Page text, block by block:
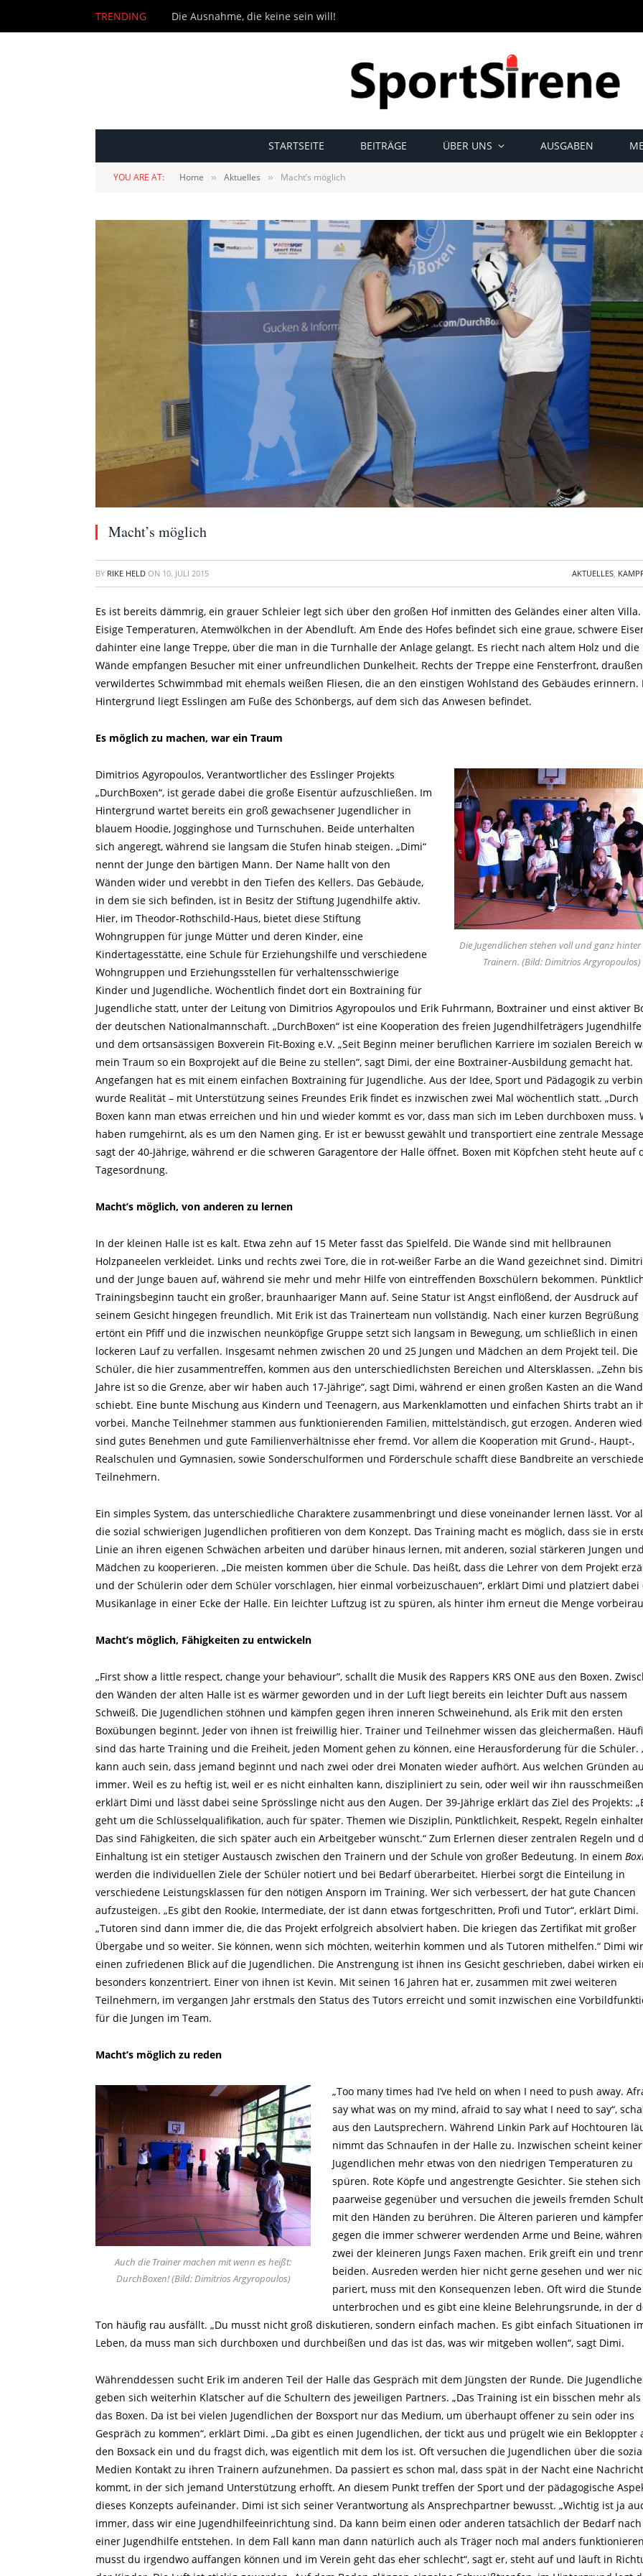
TRENDING Die Ausnahme, die keine sein will!
STARTSEITE BEITRÄGE ÜBER UNS AUSGABEN
YOU ARE AT: Home » Aktuelles » Macht’s möglich
Macht’s möglich
BY RIKE HELD ON 10. JULI 2015 AKTUELLES,
Es ist bereits dämmrig, ein grauer Schleier legt sich über den großen Hof inmitten des Geländes einer alten Villa.
Eisige Temperaturen, Atemwölkchen in der Abendluft. Am Ende des Hofes befindet sich eine graue, schwere
dahinter eine lange Treppe, über die man in die Turnhalle der Anlage gelangt. Es riecht nach altem Holz und die
Wände empfangen Besucher mit einer unfreundlichen Dunkelheit. Rechts der Treppe eine Fensterfront,
verwildertes Schwimmbad mit ehemals weißen Fliesen, die an den einstigen Wohlstand des Gebäudes erinnern.
Hintergrund liegt Esslingen am Fuße des Schönbergs, auf dem sich das Anwesen befindet.
Es möglich zu machen, war ein Traum
Die Jugendlichen stehen voll und ganz
Trainern. (Bild: Dimitrios Argyropoulos)
Dimitrios Agyropoulos, Verantwortlicher des Esslinger Projekts
„DurchBoxen“, ist gerade dabei die große Eisentür aufzuschließen. Im
Hintergrund wartet bereits ein groß gewachsener Jugendlicher in
blauem Hoodie, Jogginghose und Turnschuhen. Beide unterhalten
sich angeregt, während sie langsam die Stufen hinab steigen. „Dimi“
nennt der Junge den bärtigen Mann. Der Name hallt von den
Wänden wider und verebbt in den Tiefen des Kellers. Das Gebäude,
in dem sie sich befinden, ist in Besitz der Stiftung Jugendhilfe aktiv.
Hier, im Theodor-Rothschild-Haus, bietet diese Stiftung
Wohngruppen für junge Mütter und deren Kinder, eine
Kindertagesstätte, eine Schule für Erziehungshilfe und verschiedene
Wohngruppen und Erziehungsstellen für verhaltensschwierige
Kinder und Jugendliche. Wöchentlich findet dort ein Boxtraining für
Jugendliche statt, unter der Leitung von Dimitrios Agyropoulos und Erik Fuhrmann, Boxtrainer und einst aktiver
der deutschen Nationalmannschaft. „DurchBoxen“ ist eine Kooperation des freien Jugendhilfeträgers
und dem ortsansässigen Boxverein Fit-Boxing e.V. „Seit Beginn meiner beruflichen Karriere im sozialen Bereich
mein Traum so ein Boxprojekt auf die Beine zu stellen“, sagt Dimi, der eine Boxtrainer-Ausbildung gemacht hat.
Angefangen hat es mit einem einfachen Boxtraining für Jugendliche. Aus der Idee, Sport und Pädagogik zu
wurde Realität – mit Unterstützung seines Freundes Erik findet es inzwischen zwei Mal wöchentlich statt. „Durch
Boxen kann man etwas erreichen und hin und wieder kommt es vor, dass man sich im Leben durchboxen muss.
haben rumgehirnt, als es um den Namen ging. Er ist er bewusst gewählt und transportiert eine zentrale
sagt der 40-Jährige, während er die schweren Garagentore der Halle öffnet. Boxen mit Köpfchen steht heute auf
Tagesordnung.
Macht’s möglich, von anderen zu lernen
In der kleinen Halle ist es kalt. Etwa zehn auf 15 Meter fasst das Spielfeld. Die Wände sind mit hellbraunen
Holzpaneelen verkleidet. Links und rechts zwei Tore, die in rot-weißer Farbe an die Wand gezeichnet sind.
und der Junge bauen auf, während sie mehr und mehr Hilfe von eintreffenden Boxschülern bekommen.
Trainingsbeginn taucht ein großer, braunhaariger Mann auf. Seine Statur ist Angst einflößend, der Ausdruck auf
seinem Gesicht hingegen freundlich. Mit Erik ist das Trainerteam nun vollständig. Nach einer kurzen Begrüßung
ertönt ein Pfiff und die inzwischen neunköpfige Gruppe setzt sich langsam in Bewegung, um schließlich in einen
lockeren Lauf zu verfallen. Insgesamt nehmen zwischen 20 und 25 Jungen und Mädchen an dem Projekt teil. Die
Schüler, die hier zusammentreffen, kommen aus den unterschiedlichsten Bereichen und Altersklassen. „Zehn
Jahre ist so die Grenze, aber wir haben auch 17-Jährige“, sagt Dimi, während er einen großen Kasten an die Wand
schiebt. Eine bunte Mischung aus Kindern und Teenagern, aus Markenklamotten und einfachen Shirts trabt an
vorbei. Manche Teilnehmer stammen aus funktionierenden Familien, mittelständisch, gut erzogen. Anderen
sind gutes Benehmen und gute Familienverhältnisse eher fremd. Vor allem die Kooperation mit Grund-, Haupt-,
Realschulen und Gymnasien, sowie Sonderschulformen und Förderschule schafft diese Bandbreite an
Teilnehmern.
Ein simples System, das unterschiedliche Charaktere zusammenbringt und diese voneinander lernen lässt. Vor
die sozial schwierigen Jugendlichen profitieren von dem Konzept. Das Training macht es möglich, dass sie in
Linie an ihren eigenen Schwächen arbeiten und darüber hinaus lernen, mit anderen, sozial stärkeren Jungen und
Mädchen zu kooperieren. „Die meisten kommen über die Schule. Das heißt, dass die Lehrer von dem Projekt
und der Schülerin oder dem Schüler vorschlagen, hier einmal vorbeizuschauen“, erklärt Dimi und platziert dabei
Musikanlage in einer Ecke der Halle. Ein leichter Luftzug ist zu spüren, als hinter ihm erneut die Menge
Macht’s möglich, Fähigkeiten zu entwickeln
„First show a little respect, change your behaviour”, schallt die Musik des Rappers KRS ONE aus den Boxen.
den Wänden der alten Halle ist es wärmer geworden und in der Luft liegt bereits ein leichter Duft aus nassem
Schweiß. Die Jugendlichen stöhnen und kämpfen gegen ihren inneren Schweinehund, als Erik mit den ersten
Boxübungen beginnt. Jeder von ihnen ist freiwillig hier. Trainer und Teilnehmer wissen das gleichermaßen.
sind das harte Training und die Freiheit, jeden Moment gehen zu können, eine Herausforderung für die Schüler.
kann auch sein, dass jemand beginnt und nach zwei oder drei Monaten wieder aufhört. Aus welchen Gründen
immer. Weil es zu heftig ist, weil er es nicht einhalten kann, diszipliniert zu sein, oder weil wir ihn
erklärt Dimi und lässt dabei seine Sprösslinge nicht aus den Augen. Der 39-Jährige erklärt das Ziel des Projekts:
geht um die Schlüsselqualifikation, auch für später. Themen wie Disziplin, Pünktlichkeit, Respekt, Regeln
Das sind Fähigkeiten, die sich später auch ein Arbeitgeber wünscht.“ Zum Erlernen dieser zentralen Regeln und
Einhaltung ist ein stetiger Austausch zwischen den Trainern und der Schule von großer Bedeutung. In einem
werden die individuellen Ziele der Schüler notiert und bei Bedarf überarbeitet. Hierbei sorgt die Einteilung in
verschiedene Leistungsklassen für den nötigen Ansporn im Training. Wer sich verbessert, der hat gute Chancen
aufzusteigen. „Es gibt den Rookie, Intermediate, der ist dann etwas fortgeschritten, Profi und Tutor“, erklärt Dimi.
„Tutoren sind dann immer die, die das Projekt erfolgreich absolviert haben. Die kriegen das Zertifikat mit großer
Übergabe und so weiter. Sie können, wenn sich möchten, weiterhin kommen und als Tutoren mithelfen.“ Dimi
einen zufriedenen Blick auf die Jugendlichen. Die Anstrengung ist ihnen ins Gesicht geschrieben, dabei wirken
besonders konzentriert. Einer von ihnen ist Kevin. Mit seinen 16 Jahren hat er, zusammen mit zwei weiteren
Teilnehmern, im vergangen Jahr erstmals den Status des Tutors erreicht und somit inzwischen eine
für die Jungen im Team.
Macht’s möglich zu reden
Auch die Trainer machen mit wenn es heißt:
DurchBoxen! (Bild: Dimitrios Argyropoulos)
„Too many times had I’ve held on when I need to push away.
say what was on my mind, afraid to say what I need to say“,
aus den Lautsprechern. Während Linkin Park auf Hochtouren
nimmt das Schnaufen in der Halle zu. Inzwischen scheint
Jugendlichen mehr etwas von den niedrigen Temperaturen zu
spüren. Rote Köpfe und angestrengte Gesichter. Sie stehen sich
paarweise gegenüber und versuchen die jeweils fremden
mit den Händen zu berühren. Die Älteren parieren und
gegen die immer schwerer werdenden Arme und Beine,
zwei der kleineren Jungs Faxen machen. Erik greift ein und
beiden. Ausreden werden hier nicht gerne gesehen und wer
pariert, muss mit den Konsequenzen leben. Oft wird die Stunde
unterbrochen und es gibt eine kleine Belehrungsrunde, in der
Ton häufig rau ausfällt. „Du musst nicht groß diskutieren, sondern einfach machen. Es gibt einfach Situationen
Leben, da muss man sich durchboxen und durchbeißen und das ist das, was wir mitgeben wollen“, sagt Dimi.
Währenddessen sucht Erik im anderen Teil der Halle das Gespräch mit dem Jüngsten der Runde. Die
geben sich weiterhin Klatscher auf die Schultern des jeweiligen Partners. „Das Training ist ein bisschen mehr
das Boxen. Da ist bei vielen Jugendlichen der Boxsport nur das Medium, um überhaupt offener zu sein oder ins
Gespräch zu kommen“, erklärt Dimi. „Da gibt es einen Jugendlichen, der tickt aus und prügelt wie ein Bekloppter
den Boxsack ein und du fragst dich, was eigentlich mit dem los ist. Oft versuchen die Jugendlichen über die
Medien Kontakt zu ihren Trainern aufzunehmen. Da passiert es schon mal, dass spät in der Nacht eine Nachricht
kommt, in der sich jemand Unterstützung erhofft. An diesem Punkt treffen der Sport und der pädagogische
dieses Konzepts aufeinander. Dimi ist sich seiner Verantwortung als Ansprechpartner bewusst. „Wichtig ist ja
immer, dass wir eine Jugendhilfeeinrichtung sind. Da kann beim einen oder anderen tatsächlich der Bedarf nach
einer Jugendhilfe entstehen. In dem Fall kann man dann natürlich auch als Träger noch mal anders
musst du irgendwo auffangen können und im Verein geht das eher schlecht“, sagt er, steht auf und läuft in